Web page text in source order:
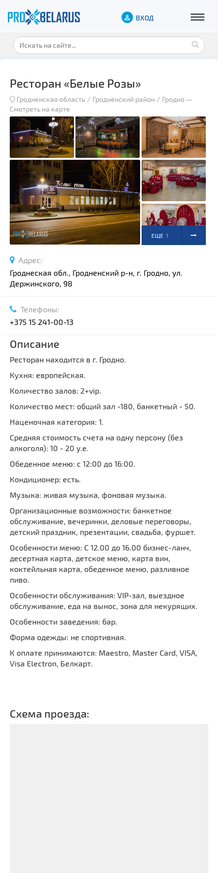
ВХОД
Ресторан «Белые Розы»
Гродненская область Гродненский район Гродно —
Смотреть на карте
ЕЩЕ 1
Адрес:
Гроднеская обл., Гродненский р-н, г. Гродно, ул.
Держинского, 98
Телефоны:
+375 15 241-00-13
Описание
Ресторан находится в г. Гродно.
Кухня: европейская.
Количество залов: 2+vip.
Количество мест: общий зал -180, банкетный - 50.
Наценочная категория: 1.
Средняя стоимость счета на одну персону (без
алкоголя): 10 - 20 у.е.
Обеденное меню: с 12:00 до 16:00.
Кондиционер: есть.
Музыка: живая музыка, фоновая музыка.
Организационные возможности: банкетное
обслуживание, вечеринки, деловые переговоры,
детский праздник, презентации, свадьба, фуршет.
Особенности меню: C 12.00 до 16.00 бизнес-ланч,
десертная карта, детское меню, карта вин,
коктейльная карта, обеденное меню, разливное
пиво.
Особенности обслуживания: VIP-зал, выездное
обслуживание, еда на вынос, зона для некурящих.
Особенности заведения: бар.
Форма одежды: не спортивная.
К оплате принимаются: Maestro, Master Card, VISA,
Visa Electron, Белкарт.
Схема проезда: